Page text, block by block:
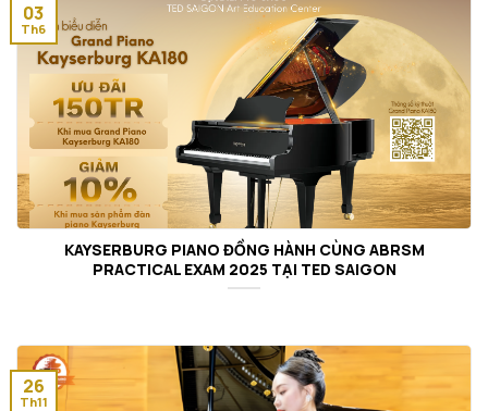
KAYSERBURG PIANO ĐỒNG HÀNH CÙNG ABRSM
PRACTICAL EXAM 2025 TẠI TED SAIGON
03
Th6
26
Th11